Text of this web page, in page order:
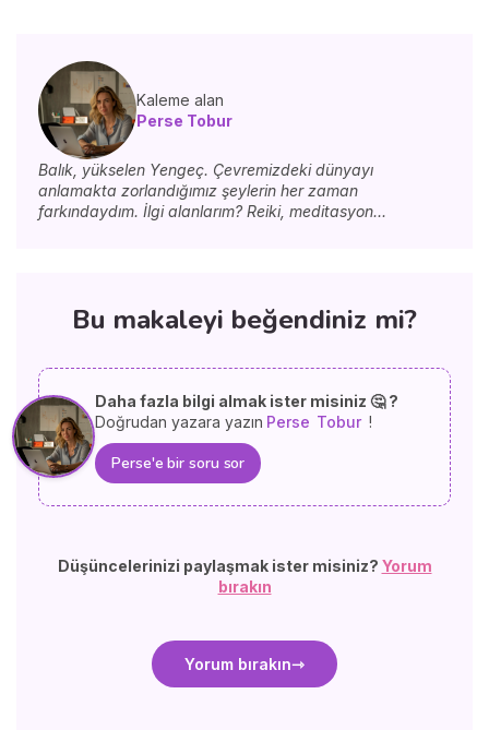
Kaleme alan
Perse Tobur
Balık, yükselen Yengeç. Çevremizdeki dünyayı
anlamakta zorlandığımız şeylerin her zaman
farkındaydım. İlgi alanlarım? Reiki, meditasyon...
Bu makaleyi beğendiniz mi?
Daha fazla bilgi almak ister misiniz 🤔 ?
Doğrudan yazara yazın Perse Tobur !
Perse'e bir soru sor
Düşüncelerinizi paylaşmak ister misiniz? Yorum
bırakın
Yorum bırakın